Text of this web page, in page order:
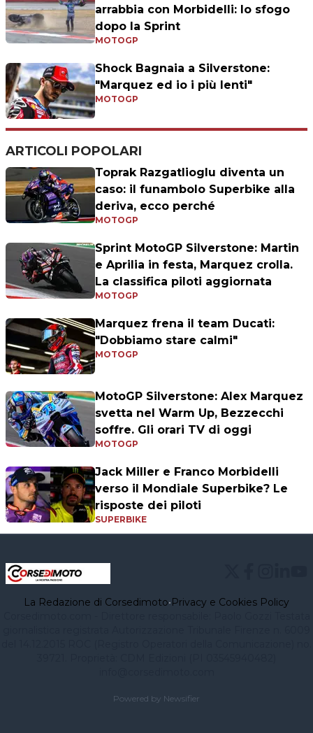
arrabbia con Morbidelli: lo sfogo
dopo la Sprint
MOTOGP
Shock Bagnaia a Silverstone:
"Marquez ed io i più lenti"
MOTOGP
ARTICOLI POPOLARI
Toprak Razgatlioglu diventa un
caso: il funambolo Superbike alla
deriva, ecco perché
MOTOGP
Sprint MotoGP Silverstone: Martin
e Aprilia in festa, Marquez crolla.
La classifica piloti aggiornata
MOTOGP
Marquez frena il team Ducati:
"Dobbiamo stare calmi"
MOTOGP
MotoGP Silverstone: Alex Marquez
svetta nel Warm Up, Bezzecchi
soffre. Gli orari TV di oggi
MOTOGP
Jack Miller e Franco Morbidelli
verso il Mondiale Superbike? Le
risposte dei piloti
SUPERBIKE
La Redazione di Corsedimoto•Privacy e Cookies Policy
Powered by Newsifier